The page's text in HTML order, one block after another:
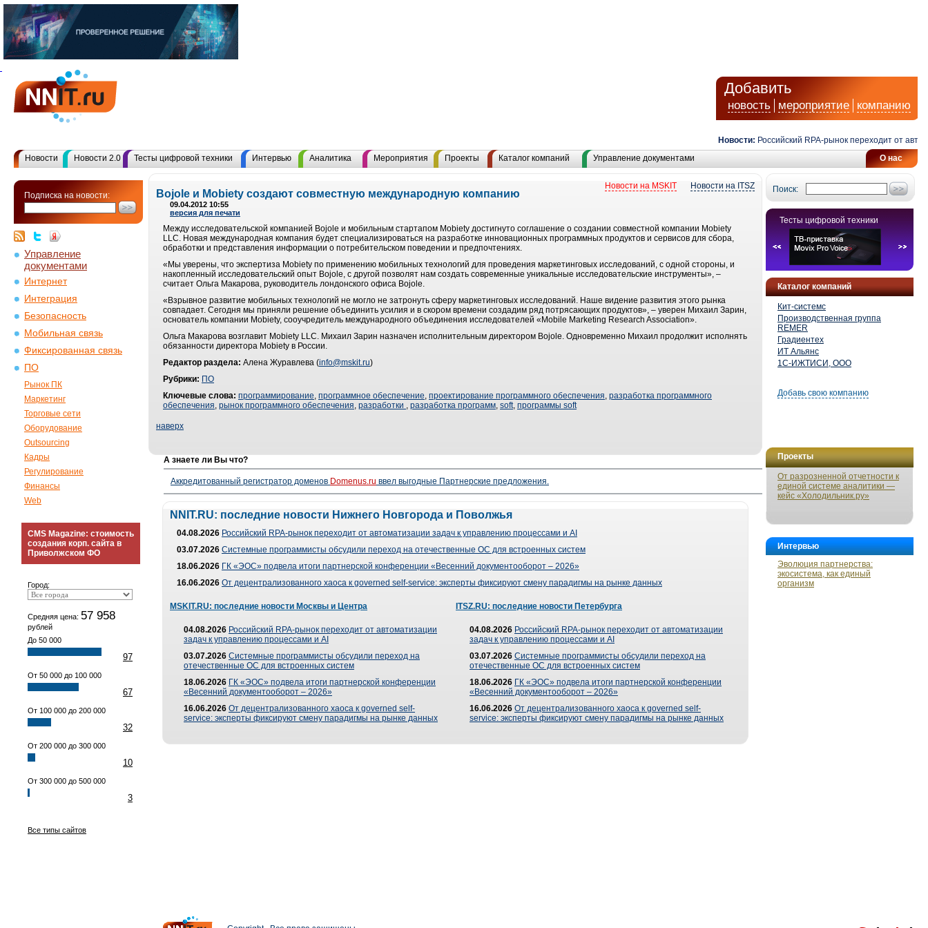
Добавить
новость мероприятие компанию
Новости: Российский RPA-рынок переходит от
О нас
Новости Новости 2.0 Тесты цифровой техники Интервью Аналитика Мероприятия Проекты Каталог компаний Управление документами
Подписка на новости:
Управление
документами
Интернет
Интеграция
Безопасность
Мобильная связь
Фиксированная связь
ПО
Рынок ПК
Маркетинг
Торговые сети
Оборудование
Outsourcing
Кадры
Регулирование
Финансы
Web
CMS Magazine: стоимость
создания корп. сайта в
Приволжском ФО
Город:
Средняя цена: 57 958
рублей
До 50 000
97
От 50 000 до 100 000
67
От 100 000 до 200 000
32
От 200 000 до 300 000
10
От 300 000 до 500 000
3
Все типы сайтов
Поиск:
Тесты цифровой техники
Каталог компаний
Кит-системс
Производственная группа
REMER
Градиентех
ИТ Альянс
1С-ИЖТИСИ, ООО
Добавь свою компанию
Проекты
От разрозненной отчетности к
единой системе аналитики —
кейс «Холодильник.ру»
Интервью
Эволюция партнерства:
экосистема, как единый
организм
Новости на ITSZ
Новости на MSKIT
Bojole и Mobiety создают совместную международную компанию
09.04.2012 10:55
версия для печати
Между исследовательской компанией Bojole и мобильным стартапом Mobiety достигнуто соглашение о создании совместной компании Mobiety
LLC. Новая международная компания будет специализироваться на разработке инновационных программных продуктов и сервисов для сбора,
обработки и представления информации о потребительском поведении и предпочтениях.
«Мы уверены, что экспертиза Mobiety по применению мобильных технологий для проведения маркетинговых исследований, с одной стороны, и
накопленный исследовательский опыт Bojole, с другой позволят нам создать современные уникальные исследовательские инструменты», –
считает Ольга Макарова, руководитель лондонского офиса Bojole.
«Взрывное развитие мобильных технологий не могло не затронуть сферу маркетинговых исследований. Наше видение развития этого рынка
совпадает. Сегодня мы приняли решение объединить усилия и в скором времени создадим ряд потрясающих продуктов», – уверен Михаил Зарин,
основатель компании Mobiety, сооучредитель международного объединения исследователей «Mobile Marketing Research Association».
Ольга Макарова возглавит Mobiety LLC. Михаил Зарин назначен исполнительным директором Bojole. Одновременно Михаил продолжит исполнять
обязанности директора Mobiety в России.
Редактор раздела: Алена Журавлева (info@mskit.ru)
Рубрики: ПО
Ключевые слова: программирование, программное обеспечение, проектирование программного обеспечения, разработка программного
обеспечения, рынок программного обеспечения, разработки , разработка программ, soft, программы soft
наверх
А знаете ли Вы что?
Аккредитованный регистратор доменов Domenus.ru ввел выгодные Партнерские предложения.
NNIT.RU: последние новости Нижнего Новгорода и Поволжья
04.08.2026 Российский RPA-рынок переходит от автоматизации задач к управлению процессами и AI
03.07.2026 Системные программисты обсудили переход на отечественные ОС для встроенных систем
18.06.2026 ГК «ЭОС» подвела итоги партнерской конференции «Весенний документооборот – 2026»
16.06.2026 От децентрализованного хаоса к governed self-service: эксперты фиксируют смену парадигмы на рынке данных
MSKIT.RU: последние новости Москвы и Центра
04.08.2026 Российский RPA-рынок переходит от автоматизации
задач к управлению процессами и AI
03.07.2026 Системные программисты обсудили переход на
отечественные ОС для встроенных систем
18.06.2026 ГК «ЭОС» подвела итоги партнерской конференции
«Весенний документооборот – 2026»
16.06.2026 От децентрализованного хаоса к governed self-
service: эксперты фиксируют смену парадигмы на рынке данных
ITSZ.RU: последние новости Петербурга
04.08.2026 Российский RPA-рынок переходит от автоматизации
задач к управлению процессами и AI
03.07.2026 Системные программисты обсудили переход на
отечественные ОС для встроенных систем
18.06.2026 ГК «ЭОС» подвела итоги партнерской конференции
«Весенний документооборот – 2026»
16.06.2026 От децентрализованного хаоса к governed self-
service: эксперты фиксируют смену парадигмы на рынке данных